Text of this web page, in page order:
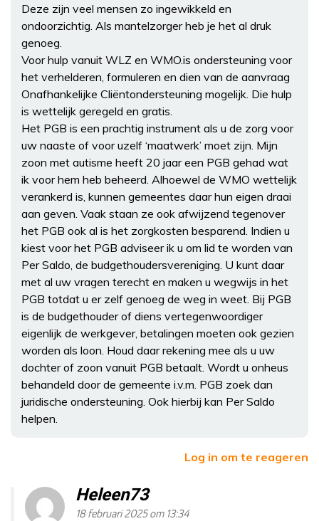
Deze zijn veel mensen zo ingewikkeld en
ondoorzichtig. Als mantelzorger heb je het al druk
genoeg.
Voor hulp vanuit WLZ en WMO.is ondersteuning voor
het verhelderen, formuleren en dien van de aanvraag
Onafhankelijke Cliëntondersteuning mogelijk. Die hulp
is wettelijk geregeld en gratis.
Het PGB is een prachtig instrument als u de zorg voor
uw naaste of voor uzelf ‘maatwerk’ moet zijn. Mijn
zoon met autisme heeft 20 jaar een PGB gehad wat
ik voor hem heb beheerd. Alhoewel de WMO wettelijk
verankerd is, kunnen gemeentes daar hun eigen draai
aan geven. Vaak staan ze ook afwijzend tegenover
het PGB ook al is het zorgkosten besparend. Indien u
kiest voor het PGB adviseer ik u om lid te worden van
Per Saldo, de budgethoudersvereniging. U kunt daar
met al uw vragen terecht en maken u wegwijs in het
PGB totdat u er zelf genoeg de weg in weet. Bij PGB
is de budgethouder of diens vertegenwoordiger
eigenlijk de werkgever, betalingen moeten ook gezien
worden als loon. Houd daar rekening mee als u uw
dochter of zoon vanuit PGB betaalt. Wordt u onheus
behandeld door de gemeente i.v.m. PGB zoek dan
juridische ondersteuning. Ook hierbij kan Per Saldo
helpen.
Log in om te reageren
Heleen73
18 februari 2025 om 13:34